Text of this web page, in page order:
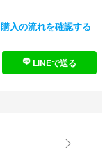
購入の流れを確認する
LINEで送る